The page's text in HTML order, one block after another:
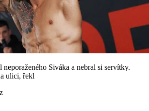
Siváka a nebral si servítky.
ulici, řekl